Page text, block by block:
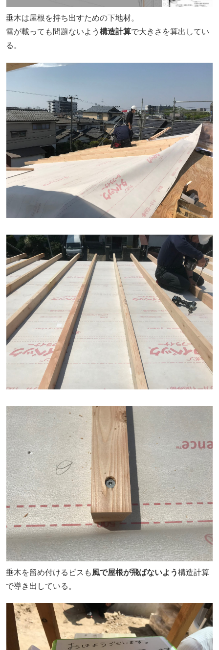
垂木は屋根を持ち出すための下地材。
雪が載っても問題ないよう 構造計算で大きさを算出してい
る。
垂木を留め付けるビスも風で屋根が飛ばないよう構造計算
で導き出している。